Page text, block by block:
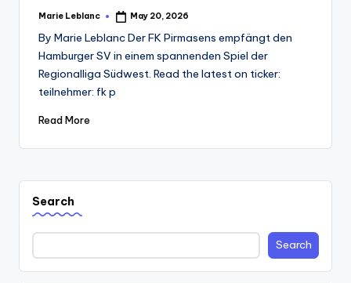
Posted
Marie Leblanc May 20, 2026
By Marie Leblanc Der FK Pirmasens empfängt den
Hamburger SV in einem spannenden Spiel der
Regionalliga Südwest. Read the latest on ticker:
teilnehmer: fk p
Read More
Search
Search